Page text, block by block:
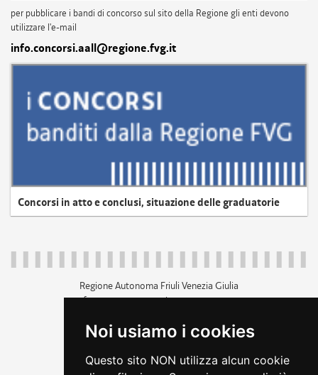
Noi usiamo i cookies
Questo sito NON utilizza alcun cookie
per pubblicare i bandi di concorso sul sito della Regione gli enti devono
utilizzare l'e-mail
info.concorsi.aall@regione.fvg.it
Concorsi in atto e conclusi, situazione delle graduatorie
Regione Autonoma Friuli Venezia Giulia
c.f. 80014930327; p.iva 00526040324
+39 040 3771111